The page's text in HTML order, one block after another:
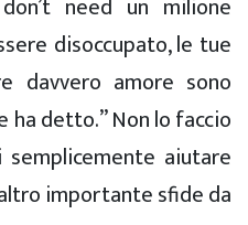
need un milione
disoccupato, le tue
davvero amore sono
ha detto.” Non lo faccio
aiutare
importante sfide da